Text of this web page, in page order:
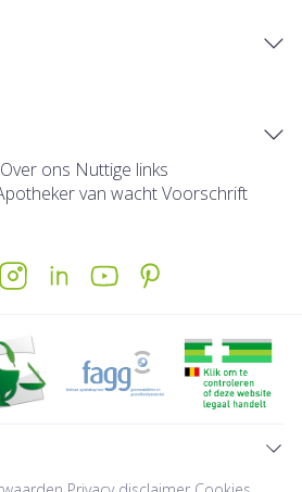
Over ons Nuttige links
van wachtVoorschrift